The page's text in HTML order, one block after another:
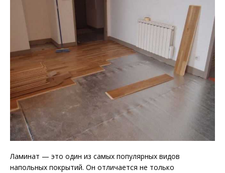
Ламинат — это один из самых популярных видов
напольных покрытий. Он отличается не только